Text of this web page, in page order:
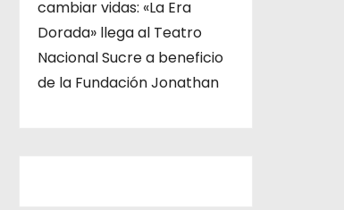
cambiar vidas: «La Era
Dorada» llega al Teatro
Nacional Sucre a beneficio
de la Fundación Jonathan